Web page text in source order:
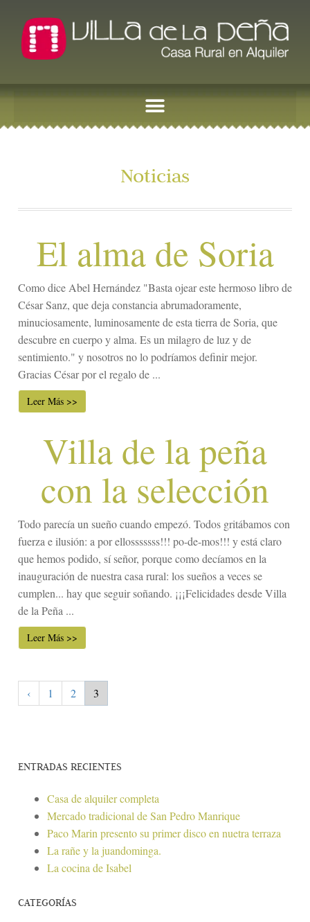
Noticias
El alma de Soria
Como dice Abel Hernández "Basta ojear este hermoso libro de
César Sanz, que deja constancia abrumadoramente,
minuciosamente, luminosamente de esta tierra de Soria, que
descubre en cuerpo y alma. Es un milagro de luz y de
sentimiento." y nosotros no lo podríamos definir mejor.
Gracias César por el regalo de ...
Leer Más >>
Villa de la peña
con la selección
Todo parecía un sueño cuando empezó. Todos gritábamos con
fuerza e ilusión: a por ellosssssss!!! po-de-mos!!! y está claro
que hemos podido, sí señor, porque como decíamos en la
inauguración de nuestra casa rural: los sueños a veces se
cumplen... hay que seguir soñando. ¡¡¡Felicidades desde Villa
de la Peña ...
Leer Más >>
‹ 1 2 3
ENTRADAS RECIENTES
Casa de alquiler completa
Mercado tradicional de San Pedro Manrique
Paco Marin presento su primer disco en nuetra terraza
La rañe y la juandominga.
La cocina de Isabel
CATEGORÍAS